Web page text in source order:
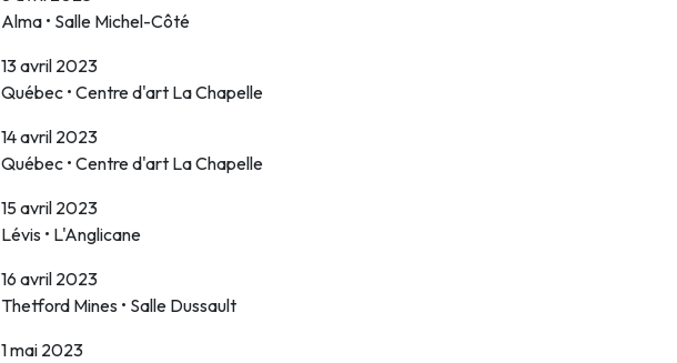
Alma • Salle Michel-Côté
13 avril 2023
Québec • Centre d'art La Chapelle
14 avril 2023
Québec • Centre d'art La Chapelle
15 avril 2023
Lévis • L'Anglicane
16 avril 2023
Thetford Mines • Salle Dussault
1 mai 2023